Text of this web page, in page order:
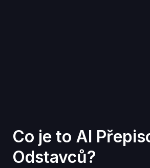
Co je to AI
Odstavců?